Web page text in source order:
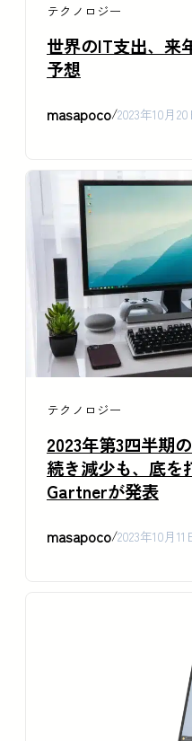
テクノロジー
世界のIT支出、来
予想
masapoco/2023年10月20
テクノロジー
2023年第3四半期
続き減少も、底を
Gartnerが発表
masapoco/2023年10月11